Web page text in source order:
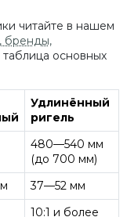
читайте в нашем
бренды,
основных
Удлинённый
ригель
480—540 мм
(до 700 мм)
37—52 мм
10:1 и более